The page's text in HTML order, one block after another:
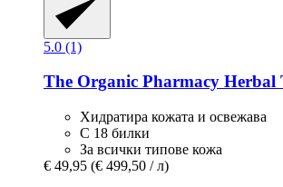
5.0 (1)
The Organic Pharmacy Herbal
Хидратира кожата и освежава
С 18 билки
За всички типове кожа
€ 49,95 (€ 499,50 / л)